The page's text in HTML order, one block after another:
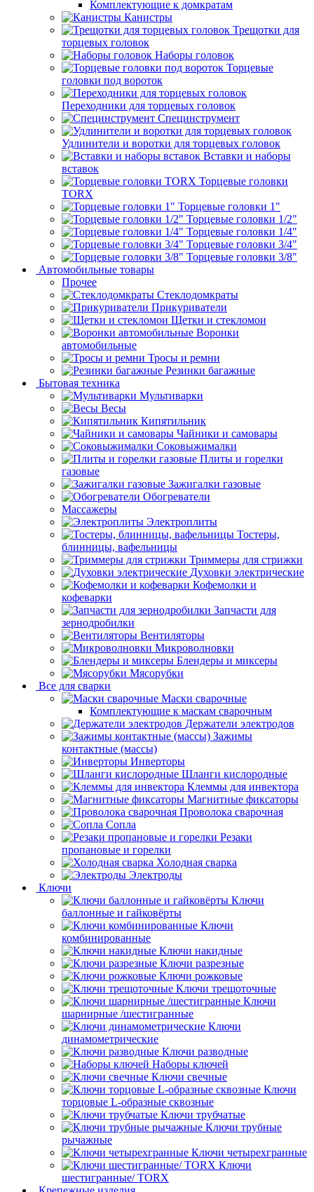
Комплектующие к домкратам
Канистры
Трещотки для
торцевых головок
Наборы головок
Торцевые
головки под вороток
Переходники для торцевых головок
Специнструмент
Удлинители и воротки для торцевых головок
Вставки и наборы
вставок
Торцевые головки
TORX
Торцевые головки 1"
Торцевые головки 1/2"
Торцевые головки 1/4"
Торцевые головки 3/4"
Торцевые головки 3/8"
Автомобильные товары
Прочее
Стеклодомкраты
Прикуриватели
Щетки и стекломои
Воронки
автомобильные
Тросы и ремни
Резинки багажные
Бытовая техника
Мультиварки
Весы
Кипятильник
Чайники и самовары
Соковыжималки
Плиты и горелки
газовые
Зажигалки газовые
Обогреватели
Массажеры
Электроплиты
Тостеры,
блинницы, вафельницы
Триммеры для стрижки
Духовки электрические
Кофемолки и
кофеварки
Запчасти для
зернодробилки
Вентиляторы
Микроволновки
Блендеры и миксеры
Мясорубки
Все для сварки
Маски сварочные
Комплектующие к маскам сварочным
Держатели электродов
Зажимы
контактные (массы)
Инверторы
Шланги кислородные
Клеммы для инвектора
Магнитные фиксаторы
Проволока сварочная
Сопла
Резаки
пропановые и горелки
Холодная сварка
Электроды
Ключи
Ключи
баллонные и гайковёрты
Ключи
комбинированные
Ключи накидные
Ключи разрезные
Ключи рожковые
Ключи трещоточные
Ключи
шарнирные /шестигранные
Ключи
динамометрические
Ключи разводные
Наборы ключей
Ключи свечные
Ключи
торцовые L-образные сквозные
Ключи трубчатые
Ключи трубные
рычажные
Ключи четырехгранные
Ключи
шестигранные/ TORX